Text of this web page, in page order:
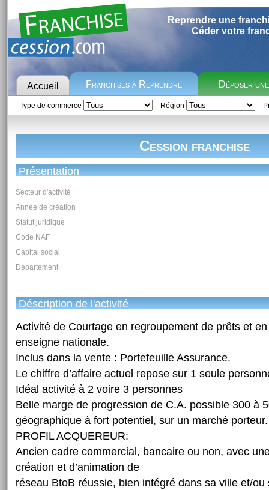
Reprendre une
Céder votre
Accueil Franchises à Reprendre Déposer
Type de commerce Région
Cession franchise
Présentation
Secteur d'activité
Année de création
Statut juridique
Code NAF
Capital social
Département
Déscription de l'activité
Activité de Courtage en regroupement de prêts et
enseigne nationale.
Inclus dans la vente : Portefeuille Assurance.
Le chiffre d’affaire actuel repose sur 1 seule
Idéal activité à 2 voire 3 personnes
Belle marge de progression de C.A. possible 300 à
géographique à fort potentiel, sur un marché porteur.
PROFIL ACQUEREUR:
Ancien cadre commercial, bancaire ou non, avec
création et d’animation de
réseau BtoB réussie, bien intégré dans sa ville et/ou